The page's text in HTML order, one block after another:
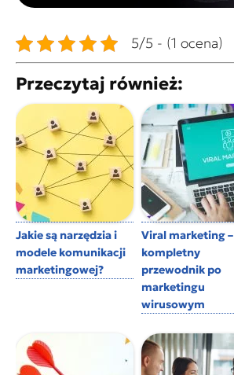
5/5 - (1 ocena)
Przeczytaj również:
Jakie są narzędzia i
modele komunikacji
marketingowej?
Viral marketing –
kompletny
przewodnik po
marketingu
wirusowym